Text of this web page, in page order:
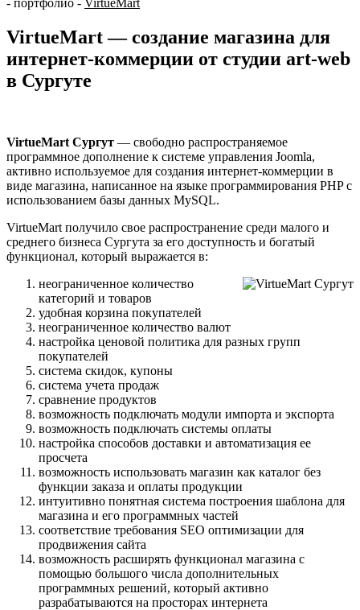
- портфолио - VirtueMart
VirtueMart — создание магазина для
интернет-коммерции от студии art-web
в Сургуте
VirtueMart Сургут — свободно распространяемое
программное дополнение к системе управления Joomla,
активно используемое для создания интернет-коммерции в
виде магазина, написанное на языке программирования PHP с
использованием базы данных MySQL.
VirtueMart получило свое распространение среди малого и
среднего бизнеса Сургута за его доступность и богатый
функционал, который выражается в:
неограниченное количество
категорий и товаров
удобная корзина покупателей
неограниченное количество валют
настройка ценовой политика для разных групп
покупателей
система скидок, купоны
система учета продаж
сравнение продуктов
возможность подключать модули импорта и экспорта
возможность подключать системы оплаты
настройка способов доставки и автоматизация ее
просчета
возможность использовать магазин как каталог без
функции заказа и оплаты продукции
интуитивно понятная система построения шаблона для
магазина и его программных частей
соответствие требования SEO оптимизации для
продвижения сайта
возможность расширять функционал магазина с
помощью большого числа дополнительных
программных решений, который активно
разрабатываются на просторах интернета